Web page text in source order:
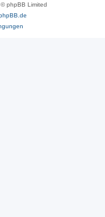
phpBB Limited